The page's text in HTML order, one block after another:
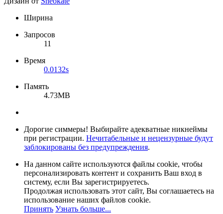
Ширина
Запросов
11
Время
0.0132s
Память
4.73MB
Дорогие симмеры! Выбирайте адекватные никнеймы
при регистрации. Нечитабельные и нецензурные будут
заблокированы без предупреждения.
На данном сайте используются файлы cookie, чтобы
персонализировать контент и сохранить Ваш вход в
систему, если Вы зарегистрируетесь.
Продолжая использовать этот сайт, Вы соглашаетесь на
использование наших файлов cookie.
Принять Узнать больше...